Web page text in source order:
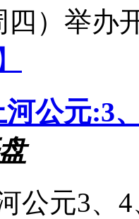
四）举办
河公元:3
公元3、